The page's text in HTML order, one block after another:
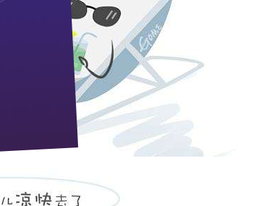
来源：本站 作者：管理员 时间：2020-08-11 浏览 次
招 标 公 告
）枝江厂区、江口厂区酒糟回收